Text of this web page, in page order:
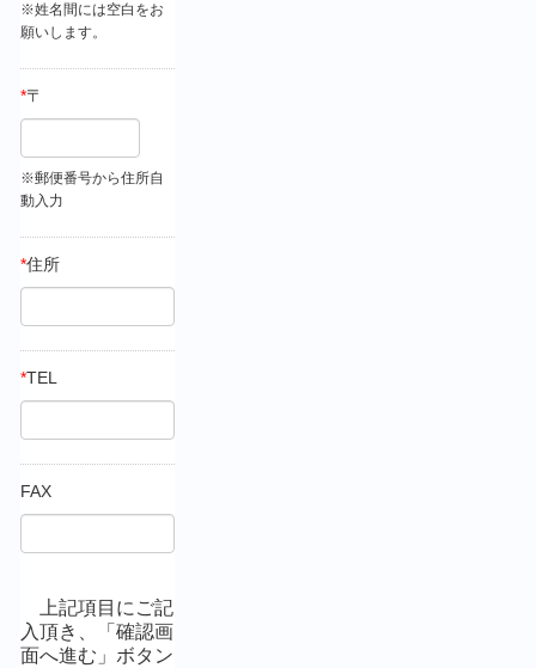
※姓名間には空白をお
願いします。
*〒
※郵便番号から住所自
動入力
*住所
*TEL
FAX
上記項目にご記
入頂き、「確認画
面へ進む」ボタン